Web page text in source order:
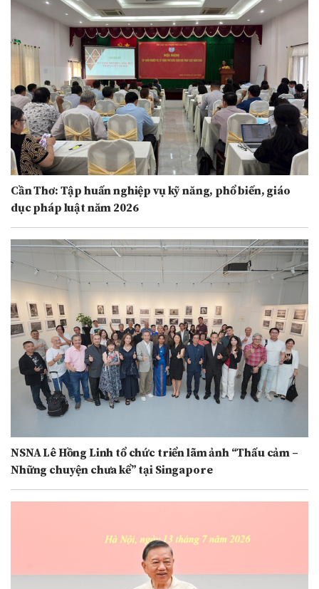
Cần Thơ: Tập huấn nghiệp vụ kỹ năng, phổ biến, giáo
dục pháp luật năm 2026
NSNA Lê Hồng Linh tổ chức triển lãm ảnh “Thấu cảm –
Những chuyện chưa kể” tại Singapore